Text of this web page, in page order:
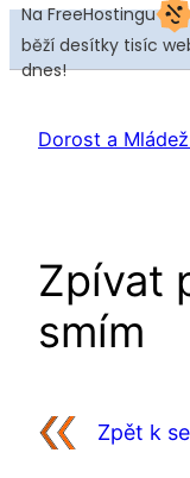
Na FreeHostingu
běží desítky tisíc
dnes!
obsah
Dorost a
Zpívat
smím
Zpět k